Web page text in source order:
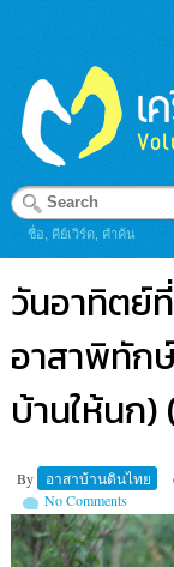
ชื่อ, คีย์เวิร์ด, คำค้น
วันอาทิตย์
อาสาพิทัก
บ้านให้นก)
By อาสาบ้านดินไทย
No Comments